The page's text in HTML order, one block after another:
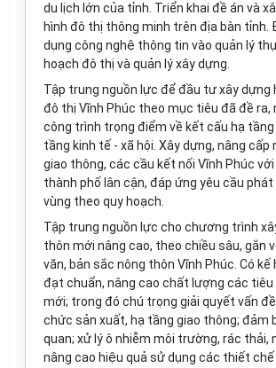
du lịch lớn của tỉnh. Triển khai đề án và
hình đô thị thông minh trên địa bàn tỉnh.
dụng công nghệ thông tin vào quản lý
hoạch đô thị và quản lý xây dựng.
Tập trung nguồn lực để đầu tư xây dựng
đô thị Vĩnh Phúc theo mục tiêu đã đề ra,
công trình trọng điểm về kết cấu hạ
tầng kinh tế - xã hội. Xây dựng, nâng
giao thông, các cầu kết nối Vĩnh Phúc
thành phố lân cận, đáp ứng yêu cầu
vùng theo quy hoạch.
Tập trung nguồn lực cho chương trình
thôn mới nâng cao, theo chiều sâu, gắn
văn, bản sắc nông thôn Vĩnh Phúc. Có kế
đạt chuẩn, nâng cao chất lượng các tiêu
mới; trong đó chú trọng giải quyết vấn
chức sản xuất, hạ tầng giao thông; đảm
quan; xử lý ô nhiễm môi trường, rác thải,
nâng cao hiệu quả sử dụng các thiết